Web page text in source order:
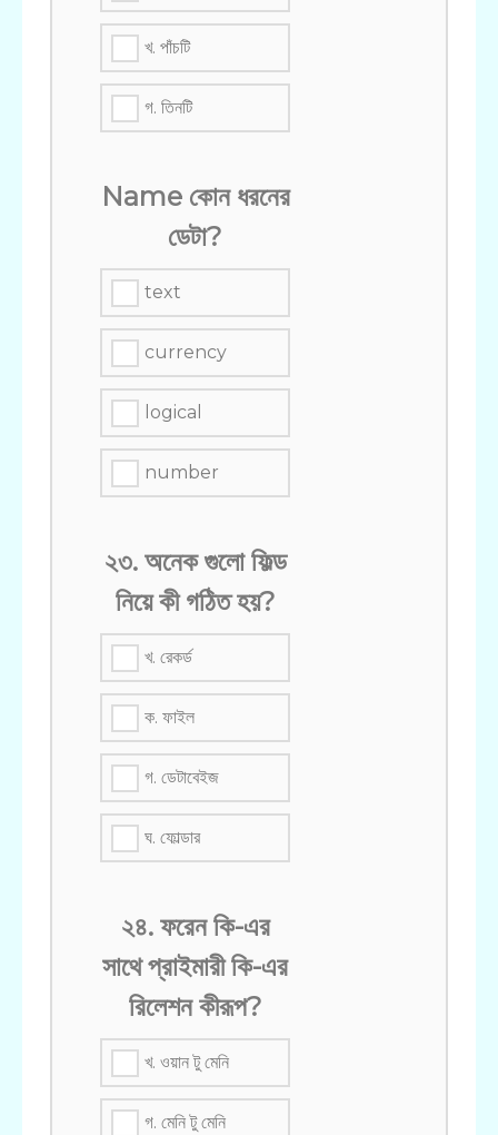
খ. পাঁচটি
গ. তিনটি
Name কোন ধরনের
ডেটা?
text
currency
logical
number
২৩. অনেক গুলো ফিল্ড
নিয়ে কী গঠিত হয়?
খ. রেকর্ড
ক. ফাইল
গ. ডেটাবেইজ
ঘ. ফোল্ডার
২৪. ফরেন কি-এর
সাথে প্রাইমারী কি-এর
রিলেশন কীরূপ?
খ. ওয়ান টু মেনি
গ. মেনি টু মেনি